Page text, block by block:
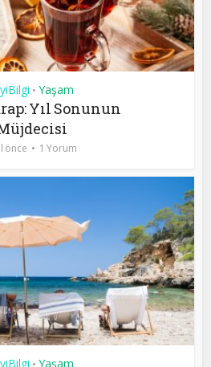
• Yaşam
Yıl Sonunun
önce 1 Yorum
Yaşam